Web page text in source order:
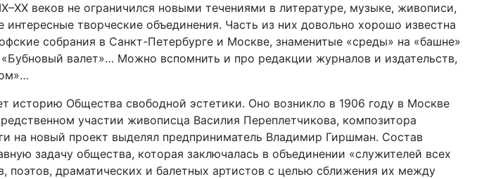
веков не ограничился новыми течениями в литературе, музыке, живописи,
творческие объединения. Часть из них довольно хорошо известна
собрания в Санкт-Петербурге и Москве, знаменитые «среды» на «башне»
валет»… Можно вспомнить и про редакции журналов и издательств,
историю Общества свободной эстетики. Оно возникло в 1906 году в Москве
участии живописца Василия Переплетчикова, композитора
на новый проект выделял предприниматель Владимир Гиршман. Состав
задачу общества, которая заключалась в объединении «служителей всех
поэтов, драматических и балетных артистов с целью сближения их между